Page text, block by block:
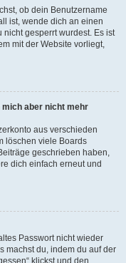
ob dein Benutzername
ist, wende dich an einen
nicht gesperrt wurdest. Es ist
mit der Website vorliegt,
aber nicht mehr
aus verschieden
löschen viele Boards
geschrieben haben,
dich einfach erneut und
Passwort nicht wieder
machst du, indem du auf der
klickst und den